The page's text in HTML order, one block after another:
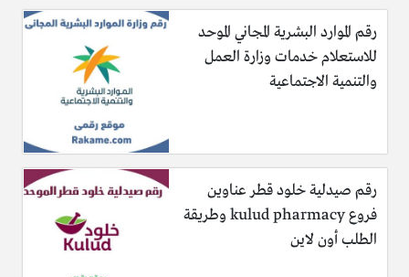
رقم الموارد البشرية المجاني الموحد
للاستعلام خدمات وزارة العمل
والتنمية الاجتماعية
رقم صيدلية خلود قطر عناوين
فروع kulud pharmacy وطريقة
الطلب أون لاين